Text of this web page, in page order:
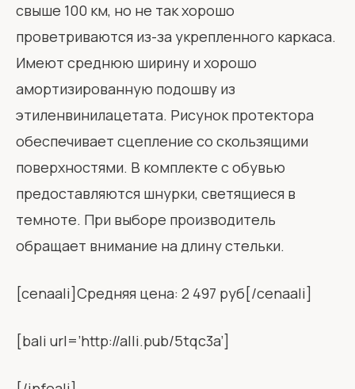
свыше 100 км, но не так хорошо
проветриваются из-за укрепленного каркаса.
Имеют среднюю ширину и хорошо
амортизированную подошву из
этиленвинилацетата. Рисунок протектора
обеспечивает сцепление со скользящими
поверхностями. В комплекте с обувью
предоставляются шнурки, светящиеся в
темноте. При выборе производитель
обращает внимание на длину стельки.
[cenaali]Средняя цена: 2 497 руб[/cenaali]
[bali url=’http://alli.pub/5tqc3a’]